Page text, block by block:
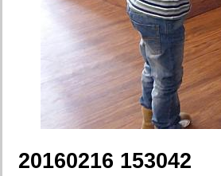
20160216 153042